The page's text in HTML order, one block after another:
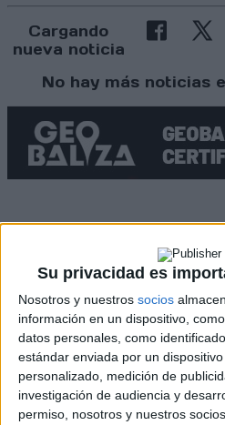
Su privacidad es
Nosotros y nuestros socios
información en un dispositivo,
datos personales, como
estándar enviada por un
personalizado, medición de
investigación de audiencia y
permiso, nosotros y nuestros
Cargando
nueva noticia
No hay más noticias
WRC
S-CER
ERC
CERT
Internacionales
Campeonatos
Históricos